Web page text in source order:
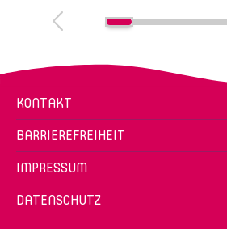
KONTAKT
BARRIEREFREIHEIT
IMPRESSUM
DATENSCHUTZ